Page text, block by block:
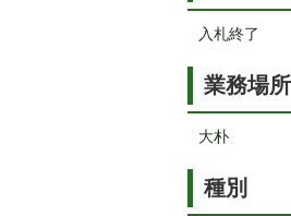
入札終了
業務場所
大朴
種別